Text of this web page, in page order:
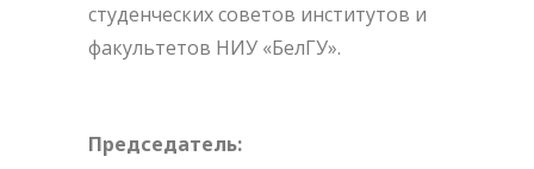
студенческих советов институтов и
факультетов НИУ «БелГУ».
Председатель: